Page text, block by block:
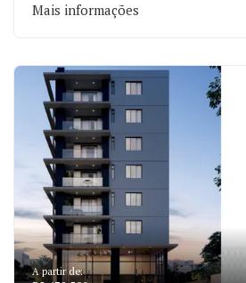
Mais informações
A partir de: